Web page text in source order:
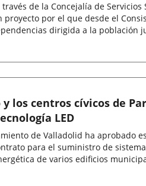
de la Concejalía de Servicios
por el que desde el
dirigida a la población
los centros cívicos de
LED
de Valladolid ha aprobado
para el suministro de
de varios edificios